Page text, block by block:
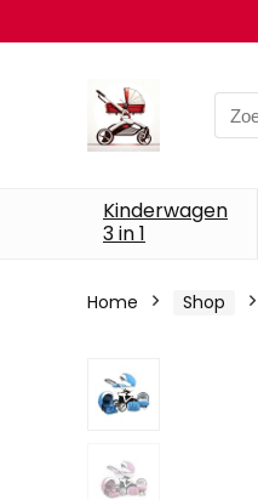
for:
Kinderwagen
3 in 1
Home Shop